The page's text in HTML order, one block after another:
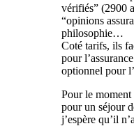
vérifiés” (2900
“opinions
philosophie…
Coté tarifs, ils
pour
optionnel pour
Pour le
pour un séjour
j’espère qu’il